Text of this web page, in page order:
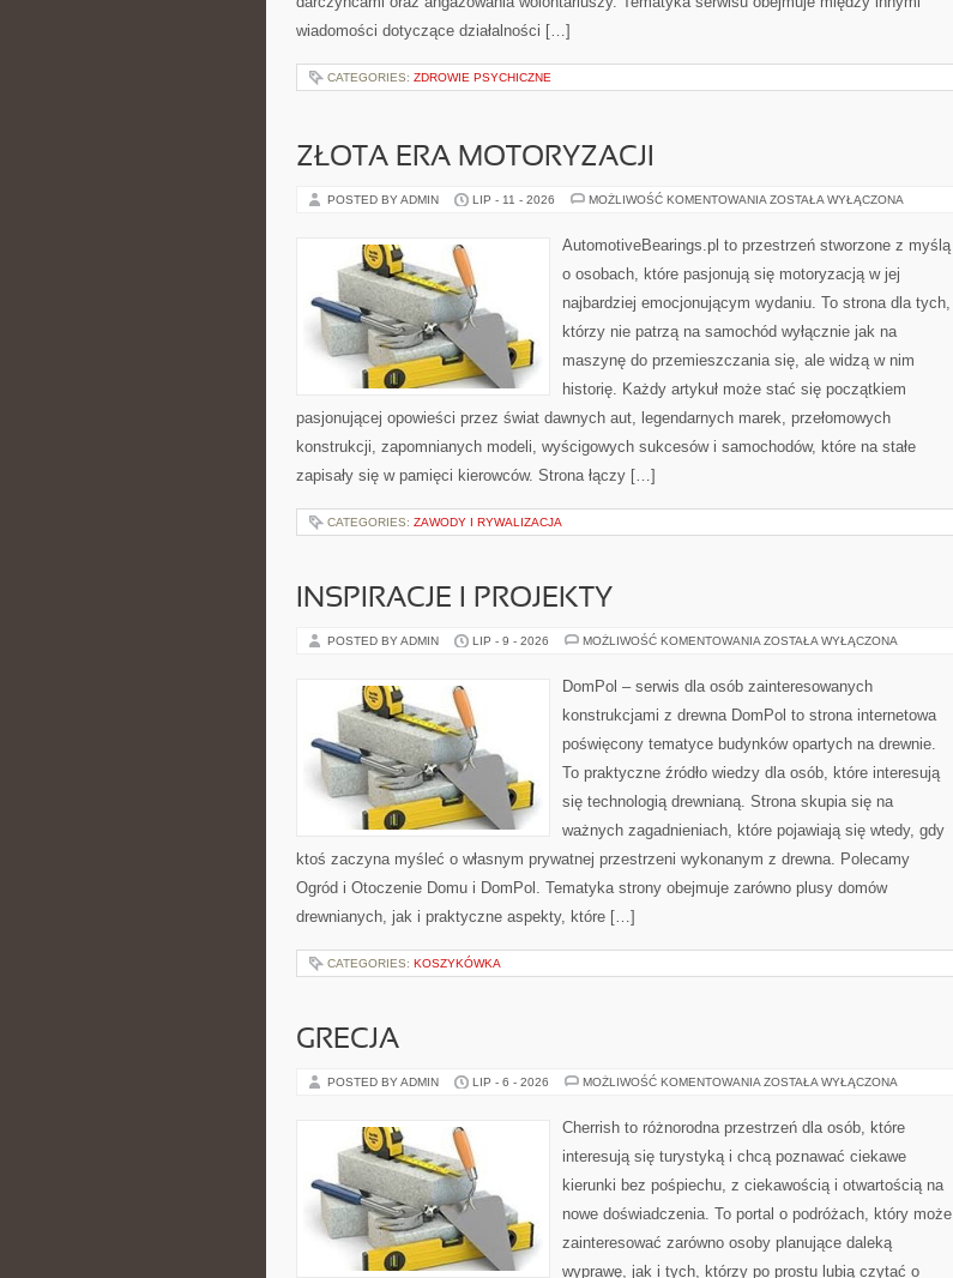
wiadomości dotyczące działalności […]
CATEGORIES: ZDROWIE PSYCHICZNE
ZŁOTA ERA MOTORYZACJI
POSTED BY ADMIN LIP - 11 - 2026 MOŻLIWOŚĆ KOMENTOWANIA ZŁOTA
ZOSTAŁA WYŁĄCZONA
AutomotiveBearings.pl to przestrzeń stworzone z myślą
o osobach, które pasjonują się motoryzacją w jej
najbardziej emocjonującym wydaniu. To strona dla tych,
którzy nie patrzą na samochód wyłącznie jak na
maszynę do przemieszczania się, ale widzą w nim
historię. Każdy artykuł może stać się początkiem
pasjonującej opowieści przez świat dawnych aut, legendarnych marek, przełomowych
konstrukcji, zapomnianych modeli, wyścigowych sukcesów i samochodów, które na stałe
zapisały się w pamięci kierowców. Strona łączy […]
CATEGORIES: ZAWODY I RYWALIZACJA
INSPIRACJE I PROJEKTY
POSTED BY ADMIN LIP - 9 - 2026 MOŻLIWOŚĆ KOMENTOWANIA INSPIRACJE
ZOSTAŁA WYŁĄCZONA
DomPol – serwis dla osób zainteresowanych
konstrukcjami z drewna DomPol to strona internetowa
poświęcony tematyce budynków opartych na drewnie.
To praktyczne źródło wiedzy dla osób, które interesują
się technologią drewnianą. Strona skupia się na
ważnych zagadnieniach, które pojawiają się wtedy, gdy
ktoś zaczyna myśleć o własnym prywatnej przestrzeni wykonanym z drewna. Polecamy
Ogród i Otoczenie Domu i DomPol. Tematyka strony obejmuje zarówno plusy domów
drewnianych, jak i praktyczne aspekty, które […]
CATEGORIES: KOSZYKÓWKA
GRECJA
POSTED BY ADMIN LIP - 6 - 2026 MOŻLIWOŚĆ KOMENTOWANIA GRECJA
ZOSTAŁA WYŁĄCZONA
Cherrish to różnorodna przestrzeń dla osób, które
interesują się turystyką i chcą poznawać ciekawe
kierunki bez pośpiechu, z ciekawością i otwartością na
nowe doświadczenia. To portal o podróżach, który może
zainteresować zarówno osoby planujące daleką
wyprawę, jak i tych, którzy po prostu lubią czytać o